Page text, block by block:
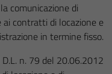
comunicazione di
ai contratti di locazione e
in termine fisso.
n. 79 del 20.06.2012